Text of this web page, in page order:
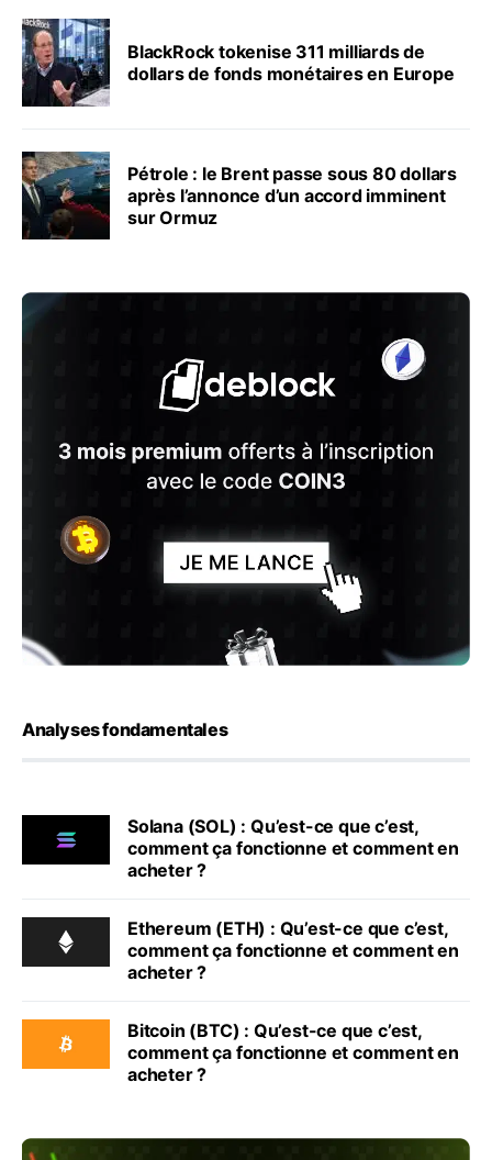
BlackRock tokenise 311 milliards de
dollars de fonds monétaires en Europe
Pétrole : le Brent passe sous 80 dollars
après l’annonce d’un accord imminent
sur Ormuz
Analyses fondamentales
Solana (SOL) : Qu’est-ce que c’est,
comment ça fonctionne et comment en
acheter ?
Ethereum (ETH) : Qu’est-ce que c’est,
comment ça fonctionne et comment en
acheter ?
Bitcoin (BTC) : Qu’est-ce que c’est,
comment ça fonctionne et comment en
acheter ?